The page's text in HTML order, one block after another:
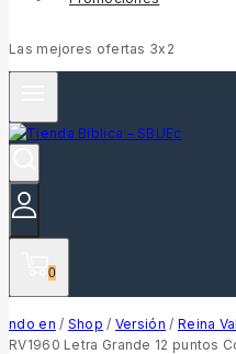
Las mejores ofertas 3x2
0
ndo en / Shop / Versión / Reina
RV1960 Letra Grande 12 puntos